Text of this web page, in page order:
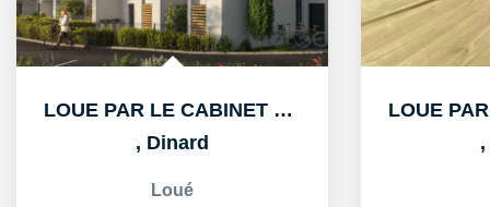
LOUE PAR LE CABINET CHEMINANT A DINARD APPARTEMENT T3 DE...
, Dinard
Loué
,